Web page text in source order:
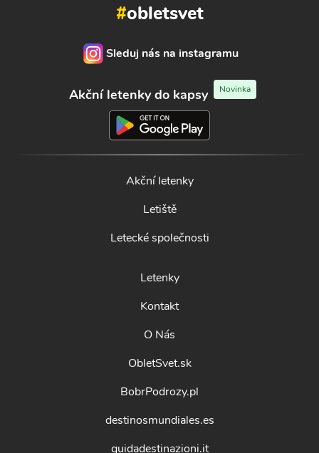
#obletsvet
Sleduj nás na instagramu
Akční letenky do kapsy Novinka
Akční letenky
Letiště
Letecké společnosti
Letenky
Kontakt
O Nás
ObletSvet.sk
BobrPodrozy.pl
destinosmundiales.es
guidadestinazioni.it